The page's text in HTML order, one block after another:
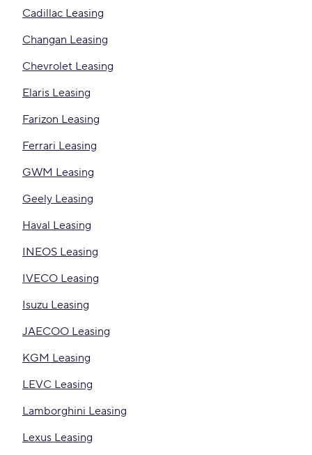
Cadillac Leasing
Changan Leasing
Chevrolet Leasing
Elaris Leasing
Farizon Leasing
Ferrari Leasing
GWM Leasing
Geely Leasing
Haval Leasing
INEOS Leasing
IVECO Leasing
Isuzu Leasing
JAECOO Leasing
KGM Leasing
LEVC Leasing
Lamborghini Leasing
Lexus Leasing